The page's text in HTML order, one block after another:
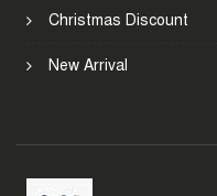
Christmas Discount
New Arrival